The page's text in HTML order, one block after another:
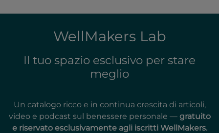
WellMakers Lab
Il tuo spazio esclusivo per stare
meglio
Un catalogo ricco e in continua crescita di articoli,
video e podcast sul benessere personale — gratuito
e riservato esclusivamente agli iscritti WellMakers.